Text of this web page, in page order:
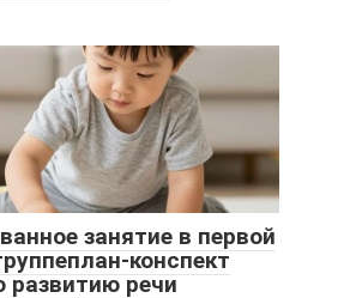
занятие в первой
конспект
развитию речи